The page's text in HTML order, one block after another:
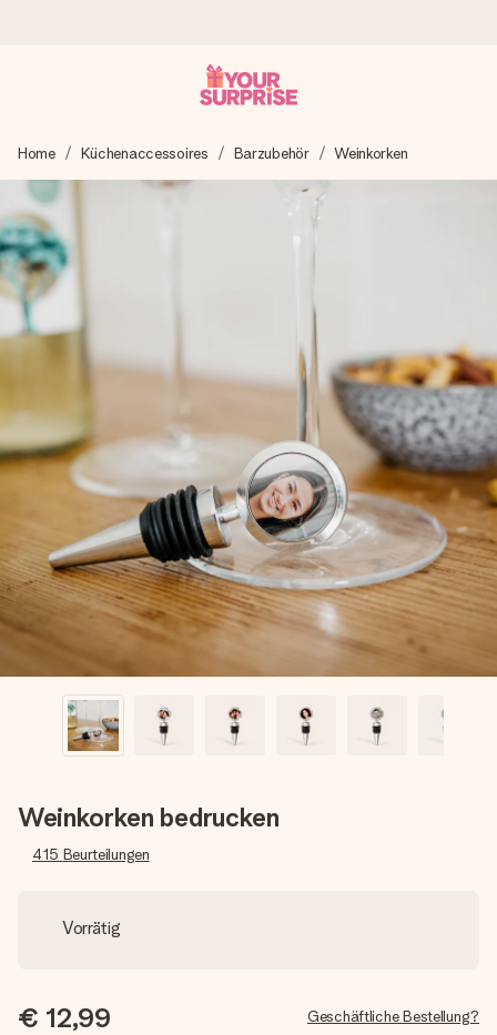
Wir bereiten dein Geschenk sorgfältig vor und schicken es
blitzschnell – damit du es genau zum richtigen Zeitpunkt
überreichen kannst, wenn es am meisten zählt.
4,8 (basierend auf +15.000 Bewertungen)
Unsere Geschenke begeistern. Kunden bewerten uns mit
4,8 bei Google Reviews (Gesamtergebnis aller Länder, in
die wir versenden).
Mit Liebe gemacht, im Handumdrehen
Erstelle etwas Einzigartiges in wenigen Schritten – mit
ihrem Namen, deinem Foto oder einer Nachricht von
Herzen. Kein Stress, nur pure Liebe für den perfekten
Moment.
Home Küchenaccessoires Barzubehör Weinkorken
Weinkorken bedrucken
415 Beurteilungen
Vorrätig
€ 12,99 Geschäftliche Bestellung?